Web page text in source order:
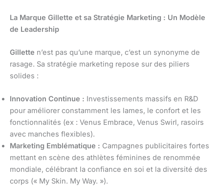
La Marque Gillette et sa Stratégie Marketing : Un Modèle
de Leadership
Gillette n’est pas qu’une marque, c’est un synonyme de
rasage. Sa stratégie marketing repose sur des piliers
solides :
Innovation Continue : Investissements massifs en R&D
pour améliorer constamment les lames, le confort et les
fonctionnalités (ex : Venus Embrace, Venus Swirl, rasoirs
avec manches flexibles).
Marketing Emblématique : Campagnes publicitaires fortes
mettant en scène des athlètes féminines de renommée
mondiale, célébrant la confiance en soi et la diversité des
corps (« My Skin. My Way. »).